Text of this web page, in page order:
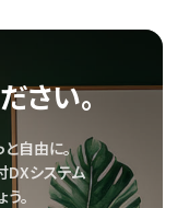
さい。
自由に。
DXシステム
。